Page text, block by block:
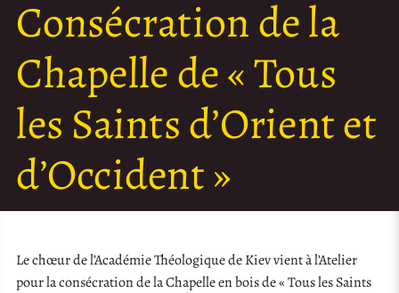
Consécration de la
Chapelle de « Tous
les Saints d’Orient et
d’Occident »
Le chœur de l’Académie Théologique de Kiev vient à l’Atelier
pour la consécration de la Chapelle en bois de « Tous les Saints